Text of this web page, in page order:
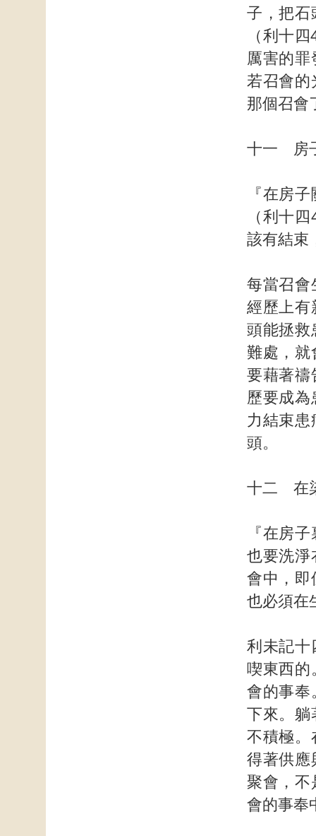
子，把石
（利十
厲害的
若召會的
那個召會
十一 房
『在房
（利十
該有結束
每當召會
經歷上有
頭能拯救
難處，就
要藉著禱
歷要成
力結束
頭。
十二 在
『在房
也要洗淨
會中，即
也必須在
利未記十
喫東西的
會的事奉
下來。躺
不積極。
得著供應
聚會，不
會的事奉